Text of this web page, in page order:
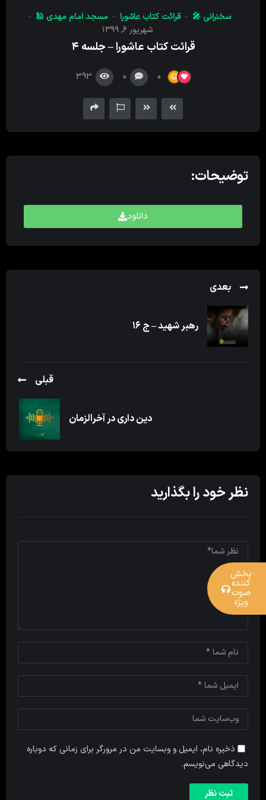
سخنرانی 🎤 قرائت کتاب عاشورا
مسجد امام‌ مهدی 🕌
شهریور ۶, ۱۳۹۹
قرائت کتاب عاشورا – جلسه ۴
0
0
393
توضیحات:
دانلود
بعدی
رهبر شهید – ج ۱۶
قبلی
دین داری در آخرالزمان
نظر خود را بگذارید
ذخیره نام، ایمیل و وبسایت من در مرورگر برای زمانی که دوباره
دیدگاهی می‌نویسم.
پخش
کننده
صوت
ویژه